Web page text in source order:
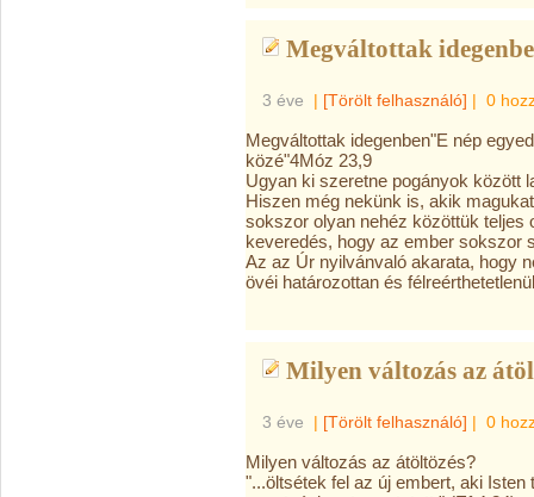
Megváltottak
3 éve | [Törölt felhasználó] | 0
Megváltottak idegenben"E nép
közé"4Móz 23,9
Ugyan ki szeretne pogányok között
Hiszen még nekünk is, akik
sokszor olyan nehéz közöttük teljes
keveredés, hogy az ember sokszor
Az az Úr nyilvánvaló akarata, hogy
övéi határozottan és
Milyen változás az
3 éve | [Törölt felhasználó] | 0
Milyen változás az átöltözés?
"...öltsétek fel az új embert, aki